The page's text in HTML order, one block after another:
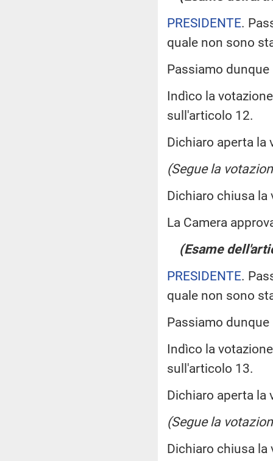
PRESIDENTE.
quale non sono
Passiamo dunque
Indìco la
sull'articolo 12.
Dichiaro aperta la
(Segue la
Dichiaro chiusa la
La Camera
(Esame
PRESIDENTE.
quale non sono
Passiamo dunque
Indìco la
sull'articolo 13.
Dichiaro aperta la
(Segue la
Dichiaro chiusa la